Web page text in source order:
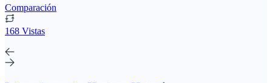
Comparación
168 Vistas